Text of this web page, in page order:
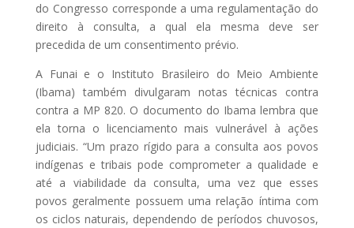
do Congresso corresponde a uma regulamentação do
direito à consulta, a qual ela mesma deve ser
precedida de um consentimento prévio.
A Funai e o Instituto Brasileiro do Meio Ambiente
(Ibama) também divulgaram notas técnicas contra
contra a MP 820. O documento do Ibama lembra que
ela torna o licenciamento mais vulnerável à ações
judiciais. “Um prazo rígido para a consulta aos povos
indígenas e tribais pode comprometer a qualidade e
até a viabilidade da consulta, uma vez que esses
povos geralmente possuem uma relação íntima com
os ciclos naturais, dependendo de períodos chuvosos,